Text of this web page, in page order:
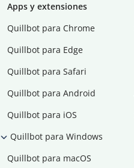
Apps y extensiones
Quillbot para Chrome
Quillbot para Edge
Quillbot para Safari
Quillbot para Android
Quillbot para iOS
Quillbot para Windows
Quillbot para macOS